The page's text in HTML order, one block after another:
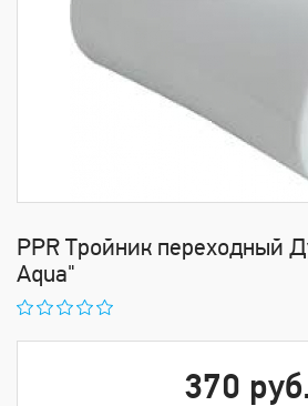
PPR Тройник переходный
Aqua"
370